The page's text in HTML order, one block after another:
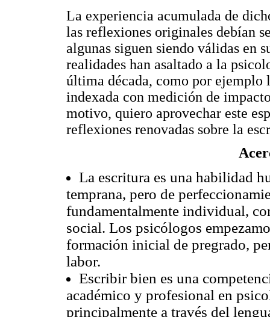
La experiencia acumulada de
las reflexiones originales debían
algunas siguen siendo válidas en
realidades han asaltado a la
última década, como por
indexada con medición de
motivo, quiero aprovechar este
reflexiones renovadas sobre la
La escritura es una habilidad
temprana, pero de
fundamentalmente individual,
social. Los psicólogos
formación inicial de pregrado,
labor.
Escribir bien es una
académico y profesional en
principalmente a través del